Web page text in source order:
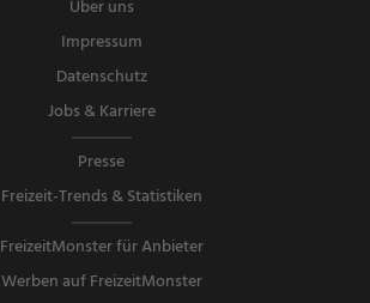
Über uns
Impressum
Datenschutz
Jobs & Karriere
Presse
Freizeit-Trends & Statistiken
FreizeitMonster für Anbieter
Werben auf FreizeitMonster